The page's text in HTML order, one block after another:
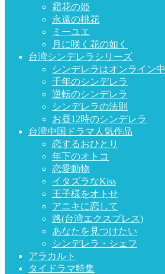
霜花の姫
永遠の桃花
ミーユエ
月に咲く花の如く
台湾シンデレラシリーズ
シンデレラはオンライン中
千年のシンデレラ
逆転のシンデレラ
シンデレラの法則
お昼12時のシンデレラ
台湾中国ドラマ人気作品
恋するおひとり
年下のオトコ
恋愛動物
イタズラなKiss
王子様をオトせ
アニキに恋して
路(台湾エクスプレス)
あなたを見つけたい
シンデレラ・シェフ
アラカルト
タイドラマ特集